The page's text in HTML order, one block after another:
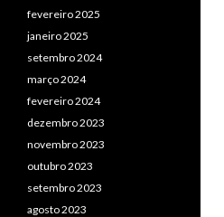
fevereiro 2025
janeiro 2025
setembro 2024
março 2024
fevereiro 2024
dezembro 2023
novembro 2023
outubro 2023
setembro 2023
agosto 2023